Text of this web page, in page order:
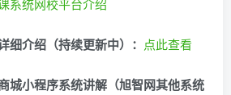
系统网校平台介绍
细介绍（持续更新中）： 点此查看
城小程序系统讲解（旭智网其他系统